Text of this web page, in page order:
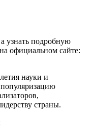
узнать подробную
официальном сайте:
науки и
страны.